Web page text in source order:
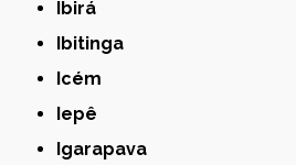
Ibirá
Ibitinga
Icém
Iepê
Igarapava